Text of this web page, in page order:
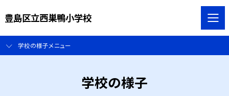
豊島区立西巣鴨小学校
学校の様子メニュー
学校の様子